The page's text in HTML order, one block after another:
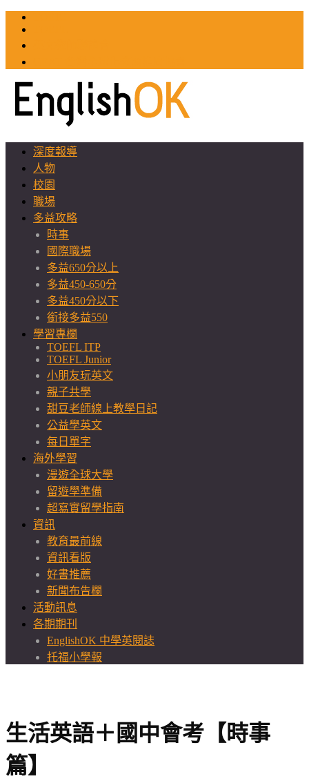
深度報導
人物
校園
職場
多益攻略
時事
國際職場
多益650分以上
多益450-650分
多益450分以下
銜接多益550
學習專欄
TOEFL ITP
TOEFL Junior
小朋友玩英文
親子共學
甜豆老師線上教學日記
公益學英文
每日單字
海外學習
漫遊全球大學
留遊學準備
超寫實留學指南
資訊
教育最前線
資訊看版
好書推薦
新聞布告欄
活動訊息
各期期刊
EnglishOK 中學英閱誌
托福小學報
生活英語＋國中會考【時事
篇】